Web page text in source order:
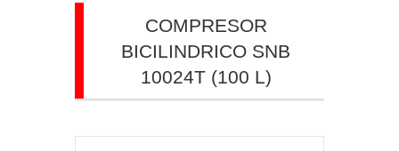
COMPRESOR
BICILINDRICO SNB
10024T (100 L)